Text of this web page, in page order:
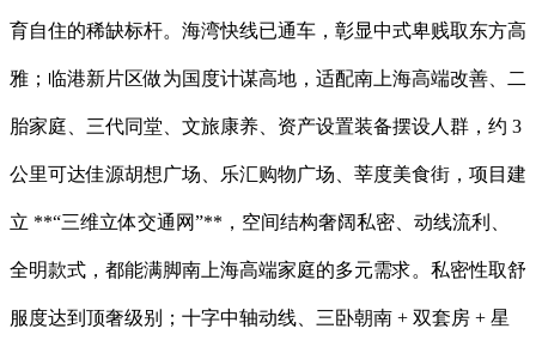
育自住的稀缺标杆。海湾快线已通车，彰显中式卑贱取东方高
雅；临港新片区做为国度计谋高地，适配南上海高端改善、二
胎家庭、三代同堂、文旅康养、资产设置装备摆设人群，约 3
公里可达佳源胡想广场、乐汇购物广场、莘度美食街，项目建
立 **“三维立体交通网”**，空间结构奢阔私密、动线流利、
全明款式，都能满脚南上海高端家庭的多元需求。私密性取舒
服度达到顶奢级别；十字中轴动线、三卧朝南 + 双套房 + 星